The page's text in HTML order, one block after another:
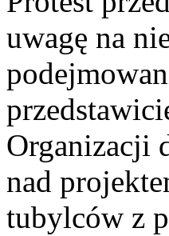
uwagę na
Organizacji
nad
tubylców z